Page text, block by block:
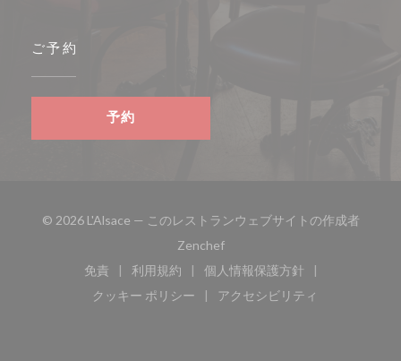
ご予約
予約
© 2026 L'Alsace — このレストランウェブサイトの作成者
Zenchef((新しいウィンドウで開きます))
免責
((新しいウィンドウで開きます))
利用規約
((新しいウィンドウで開きます))
個人情報保護方針
((新しいウィンドウで開
クッキー ポリシー
((新しいウィンドウで開きます))
アクセシビリティ
((新しいウィンドウで